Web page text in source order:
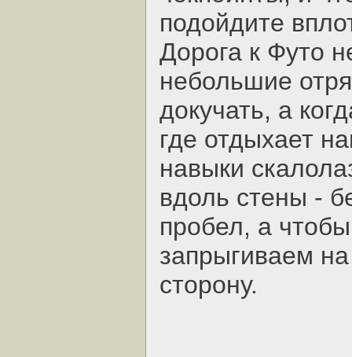
подойдите
Дорога к Футо
небольшие
докучать, а
где отдыхает
навыки
вдоль стены -
пробел, а
запрыгиваем
сторону.